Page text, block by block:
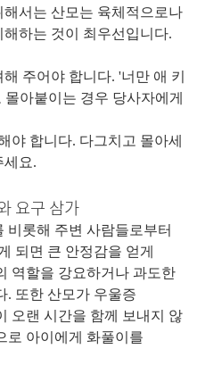
서는 산모는 육체적으로나
하는 것이 최우선입니다.
주어야 합니다. '너만 애 키
아붙이는 경우 당사자에게
야 합니다. 다그치고 몰아세
세요.
요구 삼가
비롯해 주변 사람들로부터
되면 큰 안정감을 얻게
역할을 강요하거나 과도한
. 또한 산모가 우울증
오랜 시간을 함께 보내지 않
로 아이에게 화풀이를